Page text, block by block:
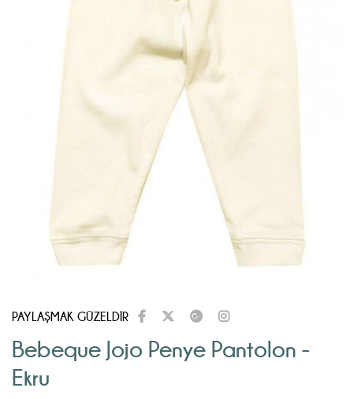
PAYLAŞMAK GÜZELDİR
Bebeque Jojo Penye Pantolon -
Ekru